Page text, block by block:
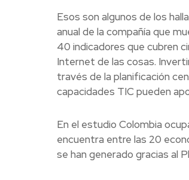
Esos son algunos de los
anual de la compañía que
40 indicadores que cubren
Internet de las cosas.
través de la planificación
capacidades TIC pueden
En el estudio Colombia
encuentra entre las 20
se han generado gracias al